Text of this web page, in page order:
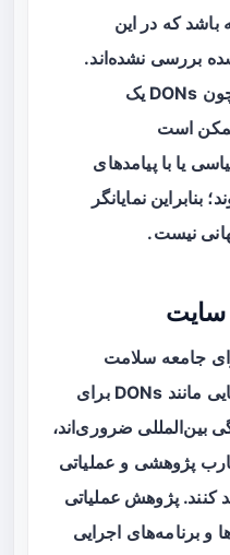
که در این
بررسی نشده‌اند.
چون DONs یک
است
یا با پیامدهای
نمایانگر
نیست.
سایت
جامعه سلامت
عمومی است: هرچند پلتفرم‌هایی مانند DONs برای
بین‌المللی ضروری‌اند،
پژوهشی و عملیاتی
کنند.پژوهش عملیاتی
و برنامه‌های اجرایی